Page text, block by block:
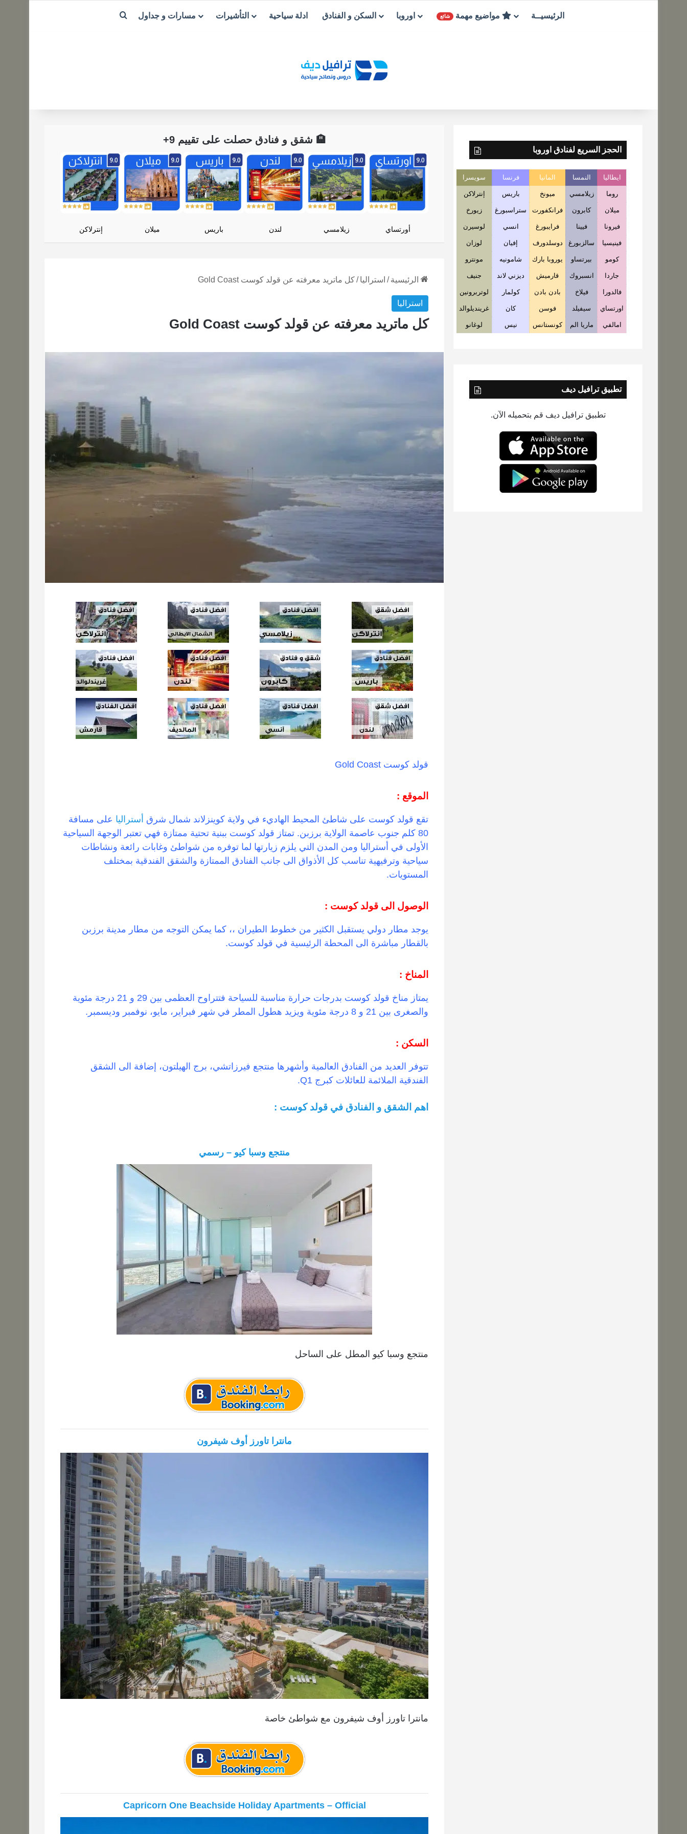
الرئيسيــة مواضيع مهمة شائع اوروبا السكن و الفنادق ادلة سياحية التأشيرات مسارات و جداول بحث عن
🏨 شقق و فنادق حصلت على تقييم 9+
أورتساي زيلامسي لندن باريس ميلان إنترلاكن
الرئيسية / استراليا /كل ماتريد معرفته عن قولد كوست Gold Coast
استراليا
كل ماتريد معرفته عن قولد كوست Gold Coast
قولد كوست Gold Coast
الموقع :
تقع قولد كوست على شاطئ المحيط الهاديء في ولاية كوينزلاند شمال شرق أستراليا على مسافة
80 كلم جنوب عاصمة الولاية برزبن. تمتاز قولد كوست ببنية تحتية ممتازة فهي تعتبر الوجهة السياحية
الأولى في أستراليا ومن المدن التي يلزم زيارتها لما توفره من شواطئ وغابات رائعة ونشاطات
سياحية وترفيهية تناسب كل الأذواق الى جانب الفنادق الممتازة والشقق الفندقية بمختلف
المستويات.
الوصول الى قولد كوست :
يوجد مطار دولي يستقبل الكثير من خطوط الطيران ،، كما يمكن التوجه من مطار مدينة برزبن
بالقطار مباشرة الى المحطة الرئيسية في قولد كوست.
المناخ :
يمتاز مناخ قولد كوست بدرجات حرارة مناسبة للسياحة فتتراوح العظمى بين 29 و 21 درجة مئوية
والصغرى بين 21 و 8 درجة مئوية ويزيد هطول المطر في شهر فبراير، مايو، نوفمبر وديسمبر.
السكن :
تتوفر العديد من الفنادق العالمية وأشهرها منتجع فيرزاتشي، برج الهيلتون، إضافة الى الشقق
الفندقية الملائمة للعائلات كبرج Q1.
اهم الشقق و الفنادق في قولد كوست :
منتجع وسبا كيو – رسمي
منتجع وسبا كيو المطل على الساحل
مانترا تاورز أوف شيفرون
مانترا تاورز أوف شيفرون مع شواطئ خاصة
Capricorn One Beachside Holiday Apartments – Official
الحجز السريع لفنادق اوروبا
ايطاليا النمسا المانيا فرنسا سويسرا
روما زيلامسي ميونخ باريس إنترلاكن
ميلان كابرون فرانكفورت ستراسبورغ زيورخ
فيرونا فيينا فرايبورغ انسي لوسيرن
فينيسيا سالزبورغ دوسلدورف إفيان لوزان
كومو بيرتساو يوروبا بارك شامونيه مونترو
جاردا انسبروك قارميش ديزني لاند جنيف
فالدورا فيلاخ بادن بادن كولمار لوتربرونين
اورتساي سيفيلد فوسن كان غرينديلوالد
امالفي ماريا الم كونستانس نيس لوغانو
تطبيق ترافيل ديف
تطبيق ترافيل ديف قم بتحميله الآن.